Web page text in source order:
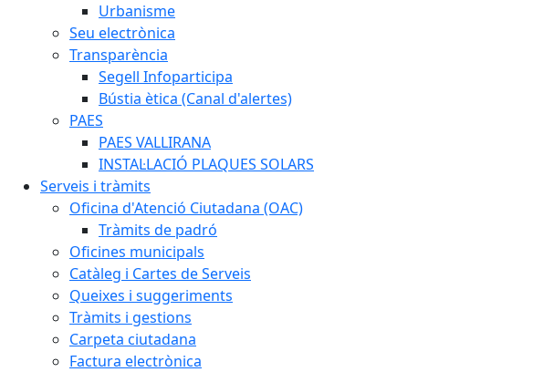
Urbanisme
Seu electrònica
Transparència
Segell Infoparticipa
Bústia ètica (Canal d'alertes)
PAES
PAES VALLIRANA
INSTAL·LACIÓ PLAQUES SOLARS
Serveis i tràmits
Oficina d'Atenció Ciutadana (OAC)
Tràmits de padró
Oficines municipals
Catàleg i Cartes de Serveis
Queixes i suggeriments
Tràmits i gestions
Carpeta ciutadana
Factura electrònica